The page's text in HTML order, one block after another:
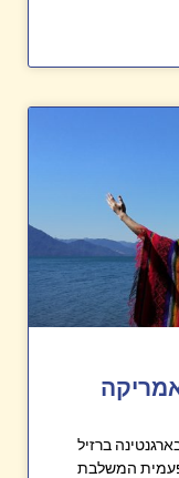
ברזיל
פעמית המשלבת